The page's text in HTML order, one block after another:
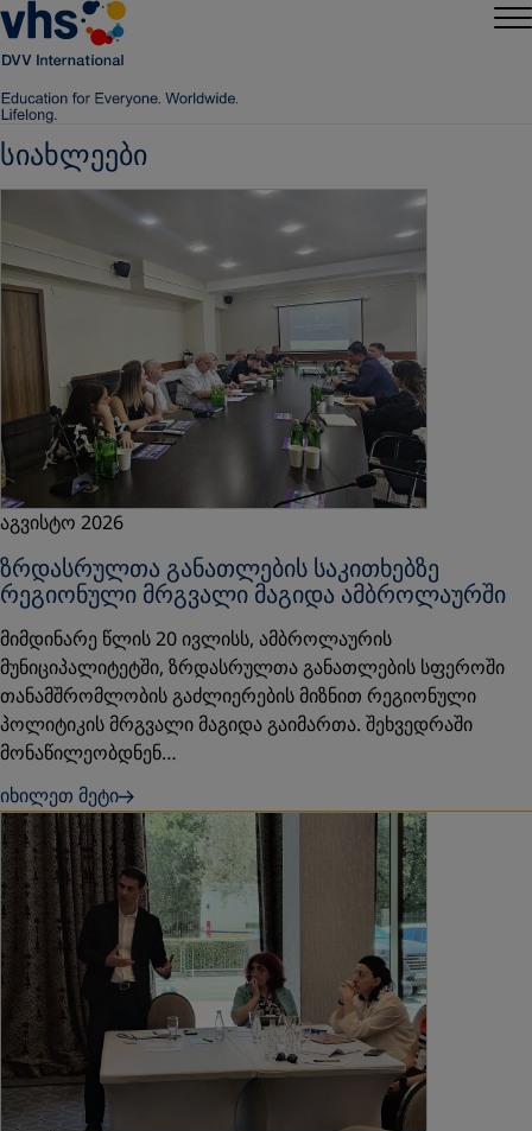
სიახლეები
აგვისტო 2026
ზრდასრულთა განათლების საკითხებზე
რეგიონული მრგვალი მაგიდა ამბროლაურში
მიმდინარე წლის 20 ივლისს, ამბროლაურის
მუნიციპალიტეტში, ზრდასრულთა განათლების სფეროში
თანამშრომლობის გაძლიერების მიზნით რეგიონული
პოლიტიკის მრგვალი მაგიდა გაიმართა. შეხვედრაში
მონაწილეობდნენ…
იხილეთ მეტი